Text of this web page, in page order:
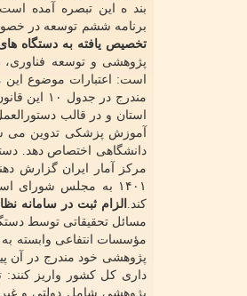
برنامه ششم توسعه در
تخصیص یافته به دستگاه
پژوهشی و توسعه فناوری،
است: اعتبارات موضوع این
مندرج
استان و در قالب
آموزش پزشکی تدوین می
دانشگاهی اختصاص دهد.
مرکز آمار ایران گزارش
۱۴۰۱ به مجلس شورای اسلامی ارائه نماید. مرکز آمار ایران مکلف است سالانه
کند. الزام ثبت در سامانه
داری کل کشور واریز
پژوهشی شامل دولتی و